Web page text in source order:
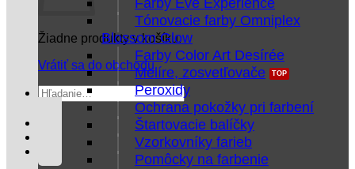
Žiadne produkty v košíku.
Vrátiť sa do obchodu
Hľadať:
Tónovacie farby Omniplex
Blossom Glow
Farby Color Art Desírée
Melíre, zosvetľovače
Peroxidy
Ochrana pokožky pri farbení
Štartovacie balíčky
Vzorkovníky farieb
Pomôcky na farbenie